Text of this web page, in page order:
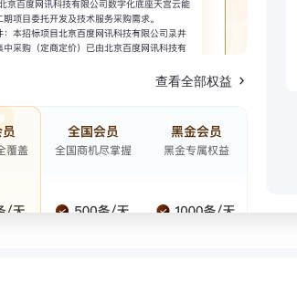
查看全部权益